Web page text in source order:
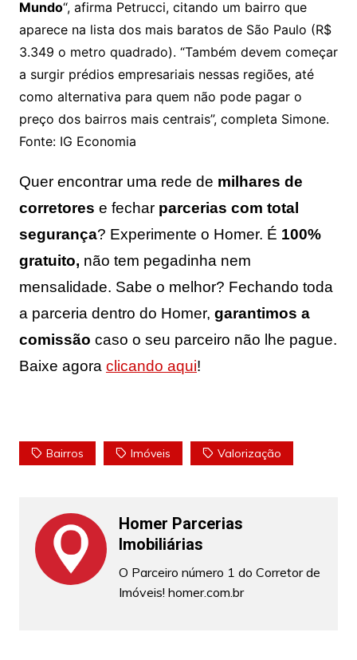
Mundo“, afirma Petrucci, citando um bairro que
aparece na lista dos mais baratos de São Paulo (R$
3.349 o metro quadrado). “Também devem começar
a surgir prédios empresariais nessas regiões, até
como alternativa para quem não pode pagar o
preço dos bairros mais centrais”, completa Simone.
Fonte: IG Economia
Quer encontrar uma rede de milhares de
corretores e fechar parcerias com total
segurança? Experimente o Homer. É 100%
gratuito, não tem pegadinha nem
mensalidade. Sabe o melhor? Fechando toda
a parceria dentro do Homer, garantimos a
comissão caso o seu parceiro não lhe pague.
Baixe agora clicando aqui!
Bairros Imóveis Valorização
Homer Parcerias
Imobiliárias
O Parceiro número 1 do Corretor de
Imóveis! homer.com.br